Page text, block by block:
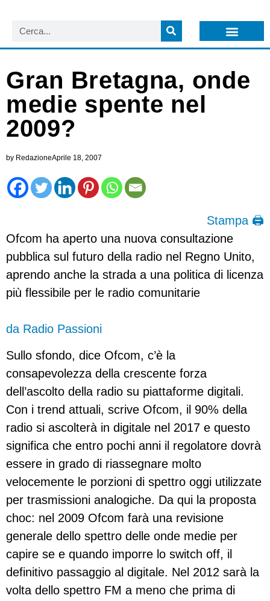
Gran Bretagna, onde
medie spente nel
2009?
by RedazioneAprile 18, 2007
Stampa 🖨
Ofcom ha aperto una nuova consultazione
pubblica sul futuro della radio nel Regno Unito,
aprendo anche la strada a una politica di licenza
più flessibile per le radio comunitarie
da Radio Passioni
Sullo sfondo, dice Ofcom, c’è la
consapevolezza della crescente forza
dell’ascolto della radio su piattaforme digitali.
Con i trend attuali, scrive Ofcom, il 90% della
radio si ascolterà in digitale nel 2017 e questo
significa che entro pochi anni il regolatore dovrà
essere in grado di riassegnare molto
velocemente le porzioni di spettro oggi utilizzate
per trasmissioni analogiche. Da qui la proposta
choc: nel 2009 Ofcom farà una revisione
generale dello spettro delle onde medie per
capire se e quando imporre lo switch off, il
definitivo passaggio al digitale. Nel 2012 sarà la
volta dello spettro FM a meno che prima di